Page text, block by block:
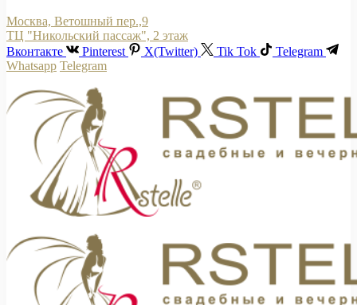
Москва, Ветошный пер.,9
ТЦ "Никольский пассаж", 2 этаж
Вконтакте
Pinterest X(Twitter) Tik Tok
Telegram
Whatsapp Telegram